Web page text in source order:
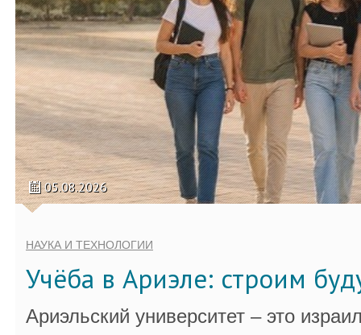
05.08.2026
НАУКА И ТЕХНОЛОГИИ
Учёба в Ариэле: строим
Ариэльский университет – это